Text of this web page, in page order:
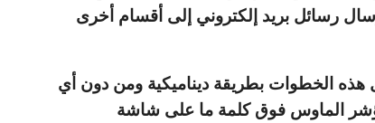
رسائل بريد إلكتروني إلى أقسام أخرى
الخطوات بطريقة ديناميكية ومن دون أي
الماوس فوق كلمة ما على شاشة